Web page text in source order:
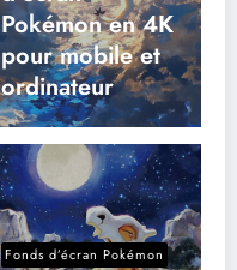
Pokémon en 4K
pour mobile et
ordinateur
Fonds d’écran Pokémon